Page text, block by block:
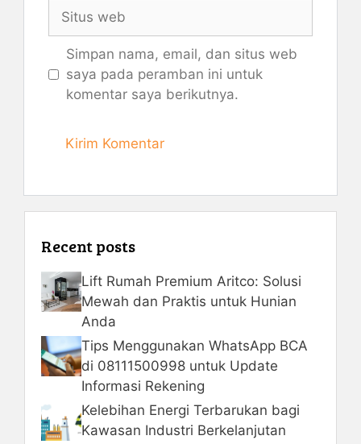
web
Simpan nama, email, dan situs web
saya pada peramban ini untuk
komentar saya berikutnya.
Recent posts
Lift Rumah Premium Aritco: Solusi
Mewah dan Praktis untuk Hunian
Anda
Tips Menggunakan WhatsApp BCA
di 08111500998 untuk Update
Informasi Rekening
Kelebihan Energi Terbarukan bagi
Kawasan Industri Berkelanjutan